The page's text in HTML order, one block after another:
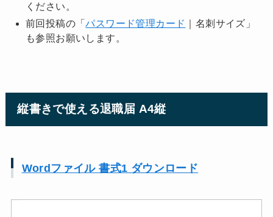
ください。
前回投稿の「パスワード管理カード
｜名刺サイズ」
も参照お願いします。
縦書きで使える退職届 A4縦
Wordファイル 書式1 ダウンロード